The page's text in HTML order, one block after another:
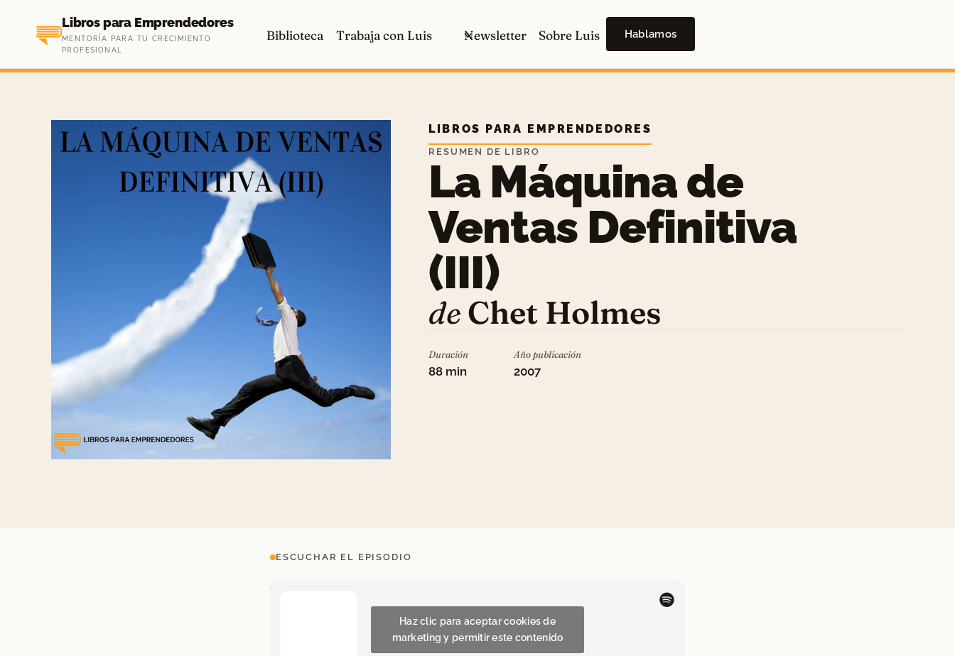
contenido
Libros para Emprendedores
MENTORÍA PARA TU CRECIMIENTO
PROFESIONAL
Biblioteca Trabaja con Luis Newsletter Sobre Luis Hablamos
LIBROS PARA EMPRENDEDORES
RESUMEN DE LIBRO
La Máquina de
Ventas Definitiva
(III)
deChet Holmes
Duración
88 min
Año publicación
2007
ESCUCHAR EL EPISODIO
Haz clic para aceptar cookies de
marketing y permitir este contenido